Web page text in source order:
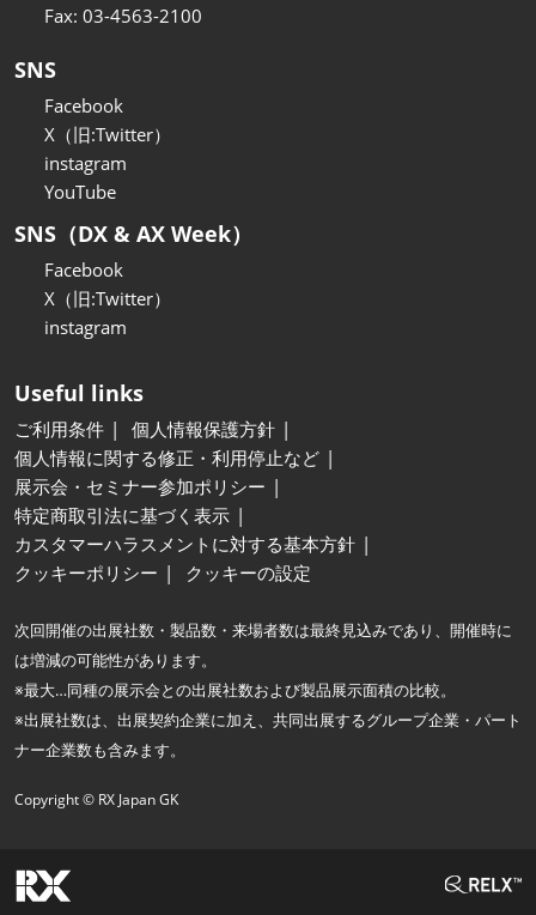
Fax: 03-4563-2100
SNS
Facebook
X（旧:Twitter）
instagram
YouTube
SNS（DX & AX Week）
Facebook
X（旧:Twitter）
instagram
Useful links
ご利用条件
個人情報保護方針
個人情報に関する修正・利用停止など
展示会・セミナー参加ポリシー
特定商取引法に基づく表示
カスタマーハラスメントに対する基本方針
クッキーポリシー
クッキーの設定
次回開催の出展社数・製品数・来場者数は最終見込みであり、開催時に
は増減の可能性があります。
※最大…同種の展示会との出展社数および製品展示面積の比較。
※出展社数は、出展契約企業に加え、共同出展するグループ企業・パート
ナー企業数も含みます。
Copyright © RX Japan GK